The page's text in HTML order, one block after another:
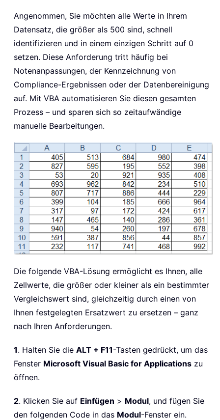
Angenommen, Sie möchten alle Werte in Ihrem
Datensatz, die größer als 500 sind, schnell
identifizieren und in einem einzigen Schritt auf 0
setzen. Diese Anforderung tritt häufig bei
Notenanpassungen, der Kennzeichnung von
Compliance-Ergebnissen oder der Datenbereinigung
auf. Mit VBA automatisieren Sie diesen gesamten
Prozess – und sparen sich so zeitaufwändige
manuelle Bearbeitungen.
Die folgende VBA-Lösung ermöglicht es Ihnen, alle
Zellwerte, die größer oder kleiner als ein bestimmter
Vergleichswert sind, gleichzeitig durch einen von
Ihnen festgelegten Ersatzwert zu ersetzen – ganz
nach Ihren Anforderungen.
1. Halten Sie die ALT + F11-Tasten gedrückt, um das
Fenster Microsoft Visual Basic for Applications zu
öffnen.
2. Klicken Sie auf Einfügen > Modul, und fügen Sie
den folgenden Code in das Modul-Fenster ein.